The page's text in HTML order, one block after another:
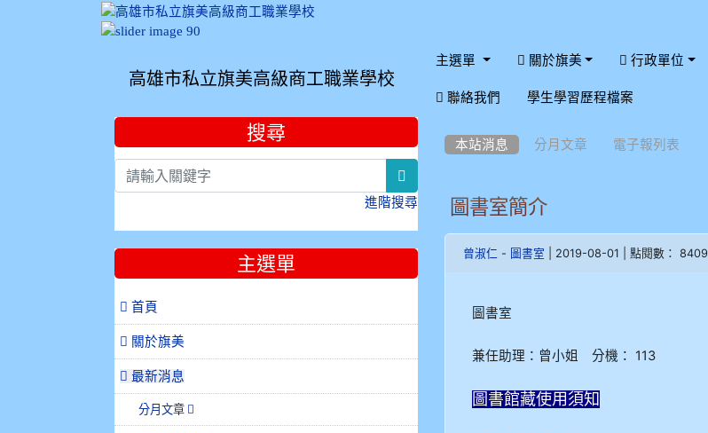
高雄市私立旗美高級商工職業學校
主選單 關於旗美 行政單位
聯絡我們 學生學習歷程檔案
本站消息 分月文章 電子報列表
圖書室簡介
曾淑仁 - 圖書室 | 2019-08-01 | 點閱數： 8409
圖書室
兼任助理：曾小姐 分機： 113
圖書館藏使用須知
::: 搜尋
進階搜尋
主選單
 首頁
關於旗美
最新消息
分月文章